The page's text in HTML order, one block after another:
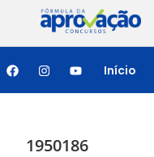
Início
1950186